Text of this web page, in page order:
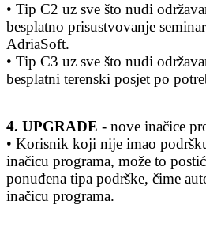
• Tip C2 uz sve što nudi
besplatno prisustvovanje
AdriaSoft.
• Tip C3 uz sve što nudi
besplatni terenski posjet po
4. UPGRADE - nove inačice
• Korisnik koji nije imao
inačicu programa, može to
ponuđena tipa podrške, čime
inačicu programa.